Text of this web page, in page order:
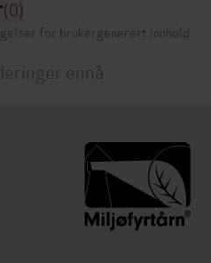
(0)
for brukergenerert innhold
ennå